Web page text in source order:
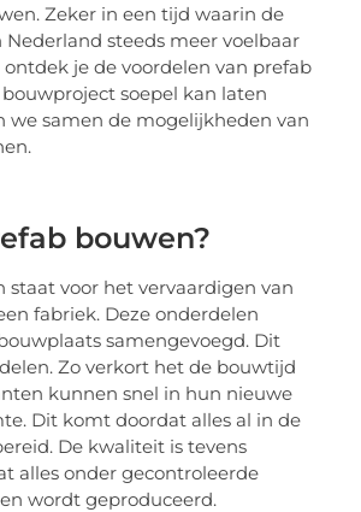
Zeker in een tijd waarin de
steeds meer voelbaar
ontdek je de voordelen van prefab
soepel kan laten
we samen de mogelijkheden van
bouwen?
staat voor het vervaardigen van
fabriek. Deze onderdelen
samengevoegd. Dit
Zo verkort het de bouwtijd
kunnen snel in hun nieuwe
Dit komt doordat alles al in de
De kwaliteit is tevens
alles onder gecontroleerde
wordt geproduceerd.